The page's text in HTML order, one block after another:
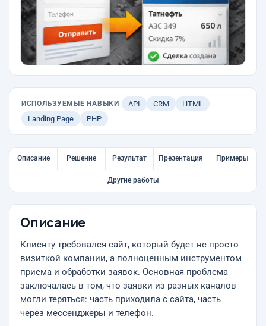
ИСПОЛЬЗУЕМЫЕ НАВЫКИ API CRM
HTML
Landing Page
PHP
Описание Решение Результат Презентация Примеры
Другие работы
Описание
Клиенту требовался сайт, который будет не просто
визиткой компании, а полноценным инструментом
приема и обработки заявок. Основная проблема
заключалась в том, что заявки из разных каналов
могли теряться: часть приходила с сайта, часть
через мессенджеры и телефон.